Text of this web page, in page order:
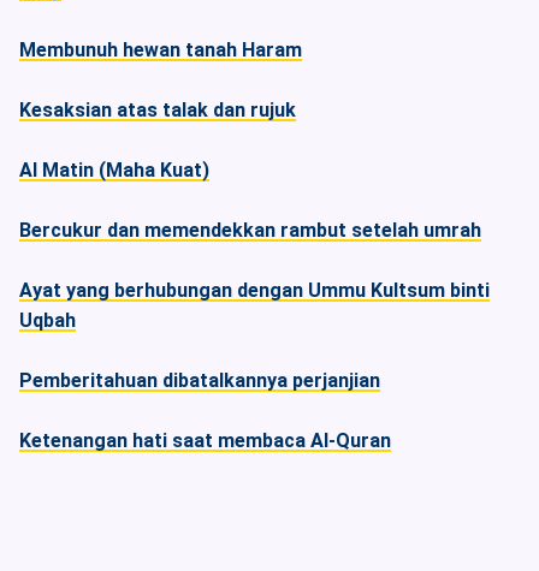
Membunuh hewan tanah Haram
Kesaksian atas talak dan rujuk
Al Matin (Maha Kuat)
Bercukur dan memendekkan rambut setelah umrah
Ayat yang berhubungan dengan Ummu Kultsum binti
Uqbah
Pemberitahuan dibatalkannya perjanjian
Ketenangan hati saat membaca Al-Quran